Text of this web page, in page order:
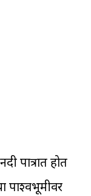
पात्रात होत